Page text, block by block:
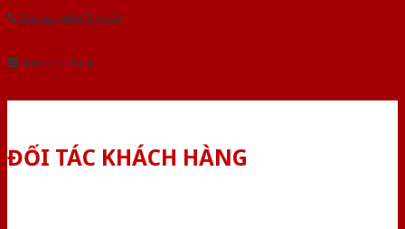
Yêu cầu gọi lại (3 phút)
Dành cho đại lý
ĐỐI TÁC KHÁCH HÀNG